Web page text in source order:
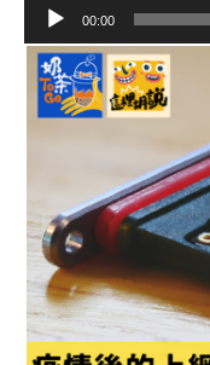
播
器
00:00